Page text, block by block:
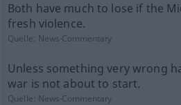
Both have much to lose if the
fresh violence.
Quelle: News-Commentary
Unless something very wrong
war is not about to start.
Quelle: News-Commentary